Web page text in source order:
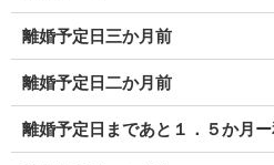
離婚予定日三か月前
離婚予定日二か月前
離婚予定日まであと１．５か月